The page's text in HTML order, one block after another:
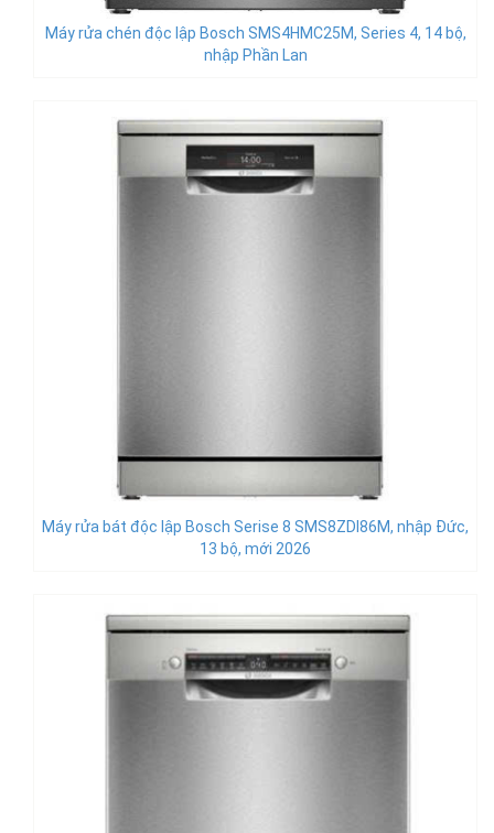
Máy rửa chén độc lập Bosch SMS4HMC25M, Series 4, 14 bộ,
nhập Phần Lan
Máy rửa bát độc lập Bosch Serise 8 SMS8ZDI86M, nhập Đức,
13 bộ, mới 2026